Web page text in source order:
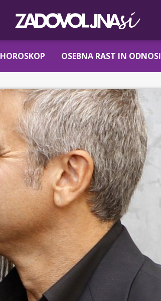
HOROSKOP OSEBNA RAST IN ODNOSI